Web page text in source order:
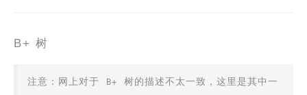
B+ 树
注意：网上对于 B+
树的描述不太一致，这里是其中一